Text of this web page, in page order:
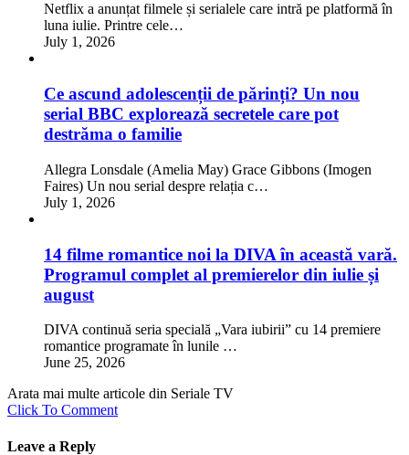
Netflix a anunțat filmele și serialele care intră pe platformă în
luna iulie. Printre cele…
July 1, 2026
Ce ascund adolescenții de părinți? Un nou
serial BBC explorează secretele care pot
destrăma o familie
Allegra Lonsdale (Amelia May) Grace Gibbons (Imogen
Faires) Un nou serial despre relația c…
July 1, 2026
14 filme romantice noi la DIVA în această vară.
Programul complet al premierelor din iulie și
august
DIVA continuă seria specială „Vara iubirii” cu 14 premiere
romantice programate în lunile …
June 25, 2026
Arata mai multe articole din Seriale TV
Click To Comment
Leave a Reply